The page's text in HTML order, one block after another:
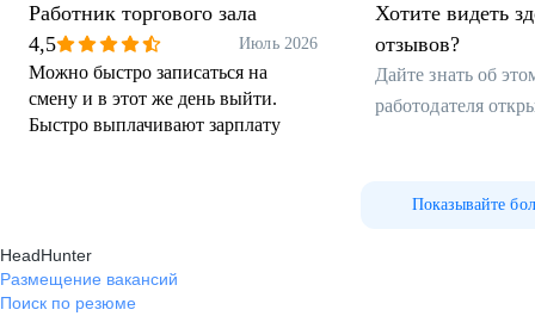
Работник торгового зала
4,5
Июль 2026
Можно быстро записаться на
смену и в этот же день выйти.
Быстро выплачивают зарплату
Хотите видеть
отзывов?
Дайте знать об
работодателя
Показывайте
HeadHunter
Размещение вакансий
Поиск по резюме